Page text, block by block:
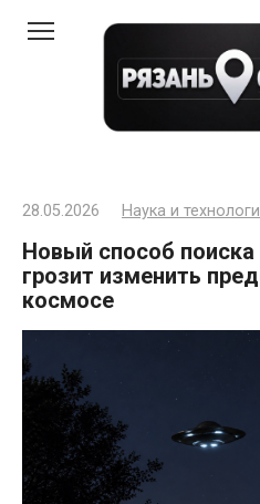
28.05.2026 Наука и
Новый способ
грозит изменить
космосе